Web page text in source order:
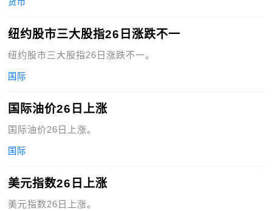
纽约股市三大股指26日涨跌不一
纽约股市三大股指26日涨跌不一。
国际
国际油价26日上涨
国际油价26日上涨。
国际
美元指数26日上涨
美元指数26日上涨。